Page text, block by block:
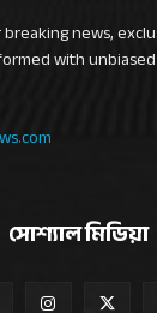
news,
with
সোশ্যাল মিডিয়া